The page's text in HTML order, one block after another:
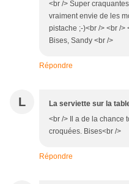
<br /> Super
vraiment envie de les
pistache ;-)<br /> <br />
Bises, Sandy <br />
Répondre
L La serviette sur la
<br /> Il a de la chance
croquées. Bises<br />
Répondre